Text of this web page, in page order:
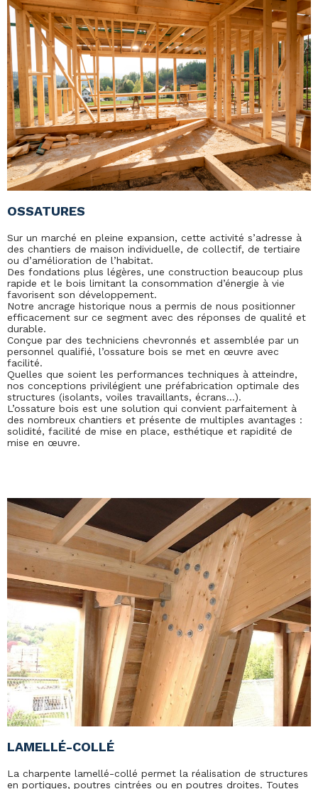
OSSATURES
Sur un marché en pleine expansion, cette activité s’adresse à
des chantiers de maison individuelle, de collectif, de tertiaire
ou d’amélioration de l’habitat.
Des fondations plus légères, une construction beaucoup plus
rapide et le bois limitant la consommation d’énergie à vie
favorisent son développement.
Notre ancrage historique nous a permis de nous positionner
efficacement sur ce segment avec des réponses de qualité et
durable.
Conçue par des techniciens chevronnés et assemblée par un
personnel qualifié, l’ossature bois se met en œuvre avec
facilité.
Quelles que soient les performances techniques à atteindre,
nos conceptions privilégient une préfabrication optimale des
structures (isolants, voiles travaillants, écrans…).
L’ossature bois est une solution qui convient parfaitement à
des nombreux chantiers et présente de multiples avantages :
solidité, facilité de mise en place, esthétique et rapidité de
mise en œuvre.
LAMELLÉ-COLLÉ
La charpente lamellé-collé permet la réalisation de structures
en portiques, poutres cintrées ou en poutres droites. Toutes